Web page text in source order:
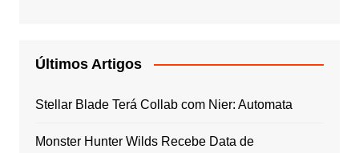
Últimos Artigos
Stellar Blade Terá Collab com Nier: Automata
Monster Hunter Wilds Recebe Data de